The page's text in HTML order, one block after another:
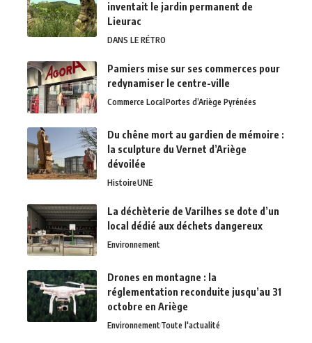
inventait le jardin permanent de
Lieurac
DANS LE RÉTRO
Pamiers mise sur ses commerces pour
redynamiser le centre-ville
Commerce LocalPortes d’Ariège Pyrénées
Du chêne mort au gardien de mémoire :
la sculpture du Vernet d’Ariège
dévoilée
HistoireUNE
La déchèterie de Varilhes se dote d’un
local dédié aux déchets dangereux
Environnement
Drones en montagne : la
réglementation reconduite jusqu’au 31
octobre en Ariège
EnvironnementToute l'actualité